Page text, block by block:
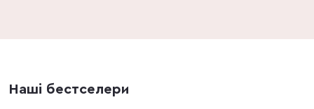
Наші бестселери